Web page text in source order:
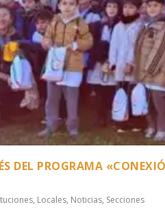
DEL PROGRAMA
, Locales, Noticias, Secciones